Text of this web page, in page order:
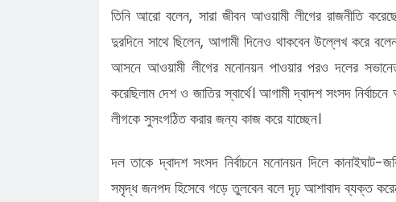
তিনি আরো বলেন, সারা জীবন আওয়ামী লীগের রাজনীতি
দুরদিনে সাথে ছিলেন, আগামী দিনেও থাকবেন উল্লেখ করে
আসনে আওয়ামী লীগের মনোনয়ন পাওয়ার পরও দলের
করেছিলাম দেশ ও জাতির স্বার্থে। আগামী দ্বাদশ সংসদ
লীগকে সুসংগঠিত করার জন্য কাজ করে যাচ্ছেন।
দল তাকে দ্বাদশ সংসদ নির্বাচনে মনোনয়ন দিলে
সমৃদ্ধ জনপদ হিসেবে গড়ে তুলবেন বলে দৃঢ় আশাবাদ ব্যক্ত